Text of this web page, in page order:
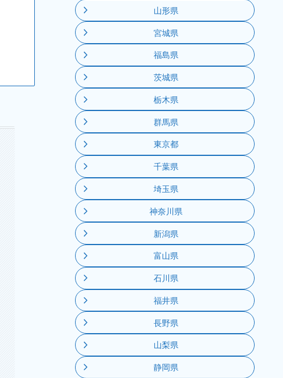
山形県
宮城県
福島県
茨城県
栃木県
群馬県
東京都
千葉県
埼玉県
神奈川県
新潟県
富山県
石川県
福井県
長野県
山梨県
静岡県